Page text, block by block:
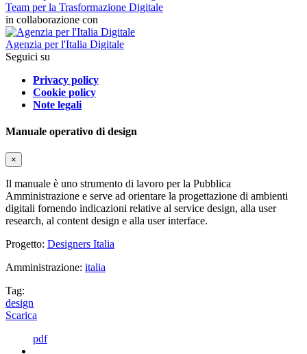
Team per la Trasformazione Digitale
in collaborazione con
Agenzia per l'Italia Digitale
Seguici su
Privacy policy
Cookie policy
Note legali
Manuale operativo di design
×
Il manuale è uno strumento di lavoro per la Pubblica
Amministrazione e serve ad orientare la progettazione di ambienti
digitali fornendo indicazioni relative al service design, alla user
research, al content design e alla user interface.
Progetto: Designers Italia
Amministrazione: italia
Tag:
design
Scarica
pdf